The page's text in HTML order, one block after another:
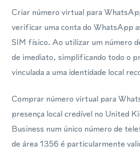
Criar número virtual para
verificar uma conta do WhatsApp
SIM físico. Ao utilizar um número
de imediato, simplificando todo o
vinculada a uma identidade local
Comprar número virtual para
presença local credível no United
Business num único número de
de área 1356 é particularmente